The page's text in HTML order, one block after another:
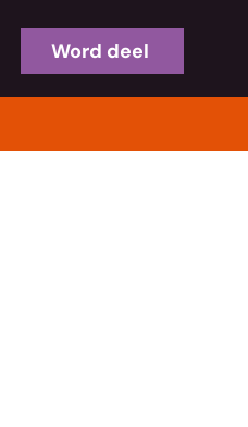
Word deel